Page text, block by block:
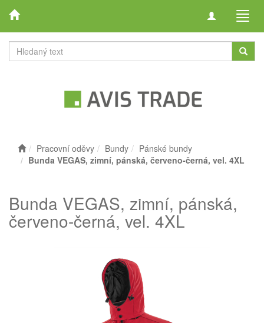
Toggle
Pracovní oděvy Bundy
Pánské bundy
Bunda VEGAS, zimní, pánská, červeno-černá, vel. 4XL
Bunda VEGAS, zimní, pánská,
červeno-černá, vel. 4XL